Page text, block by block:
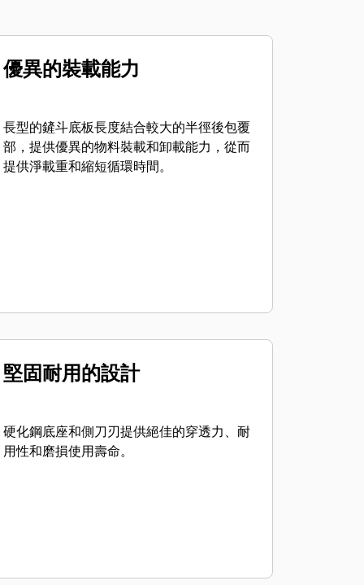
優異的裝載能力
長型的鏟斗底板長度結合較大的半徑後包覆
部，提供優異的物料裝載和卸載能力，從而
提供淨載重和縮短循環時間。
堅固耐用的設計
硬化鋼底座和側刀刃提供絕佳的穿透力、耐
用性和磨損使用壽命。